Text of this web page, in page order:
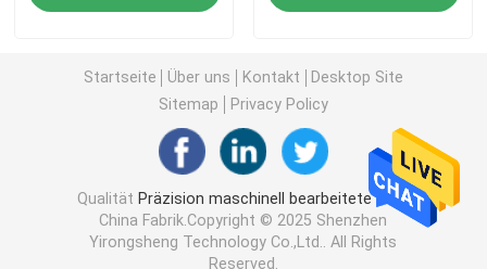
Präzisionsdrehteile
Spritzenteile
Startseite Über uns Kontakt
Desktop Site
Sitemap
Privacy Policy
Qualität Präzision maschinell bearbeitete Teile
China Fabrik.Copyright © 2025 Shenzhen
Yirongsheng Technology Co.,Ltd.. All Rights
Reserved.